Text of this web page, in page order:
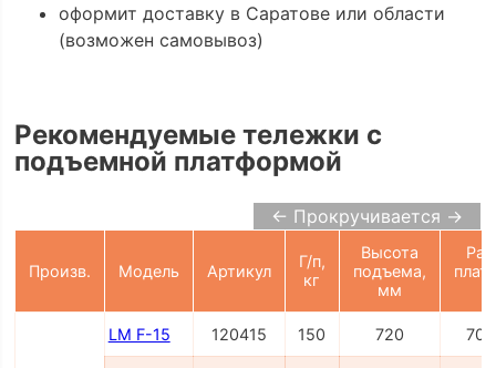
оформит доставку в Саратове или области
(возможен самовывоз)
Рекомендуемые тележки с
подъемной платформой
← Прокручивается →
Произв. Модель Артикул
Г/п,
кг
Высота
подъема,
мм
LM F-15 120415 150 720